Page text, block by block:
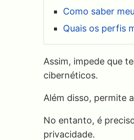
Como saber
Quais os perfis
Assim, impede que
cibernéticos.
Além disso, permite
No entanto, é
privacidade.